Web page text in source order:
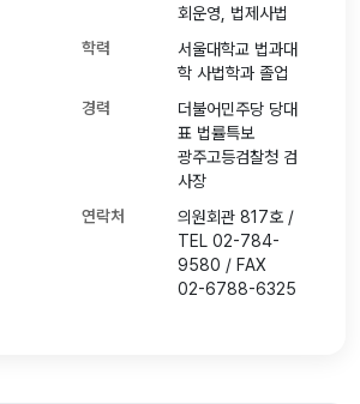
회운영, 법제사법
학력
서울대학교 법과대
학 사법학과 졸업
경력
더불어민주당 당대
표 법률특보
광주고등검찰청 검
사장
연락처
의원회관 817호 /
TEL 02-784-
9580 / FAX
02-6788-6325